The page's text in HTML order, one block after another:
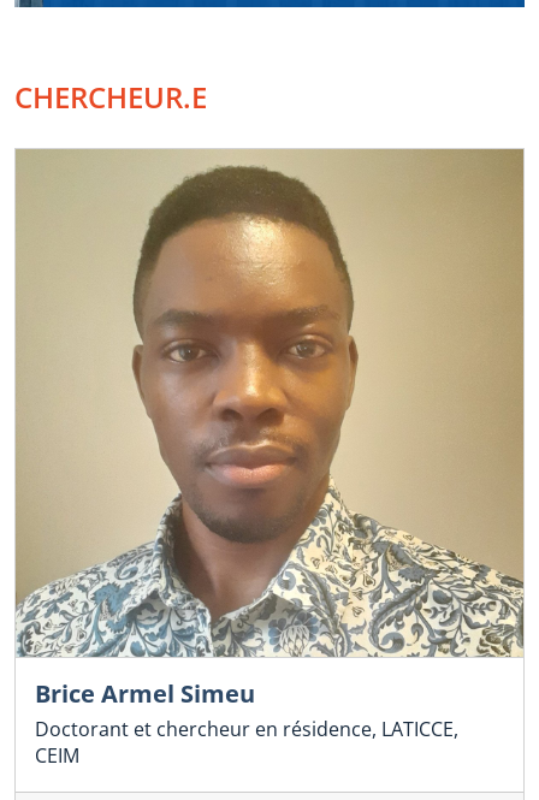
CHERCHEUR.E
Brice Armel Simeu
Doctorant et chercheur en résidence, LATICCE,
CEIM